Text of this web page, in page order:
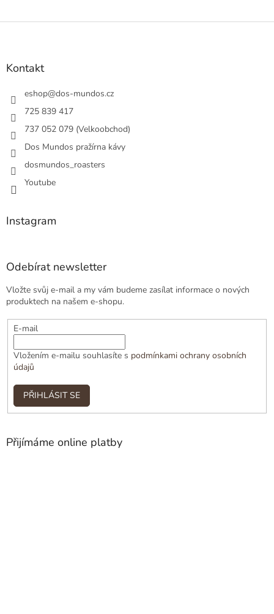
Z
Kontakt
eshop@dos-mundos.cz
725 839 417
737 052 079 (Velkoobchod)
Dos Mundos pražírna kávy
dosmundos_roasters
Youtube
Instagram
Odebírat newsletter
Vložte svůj e-mail a my vám budeme zasílat informace o nových
produktech na našem e-shopu.
E-mail
Vložením e-mailu souhlasíte s podmínkami ochrany osobních
údajů
PŘIHLÁSIT SE
Přijímáme online platby